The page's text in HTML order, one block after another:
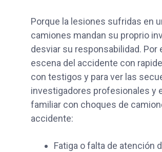
Porque la lesiones sufridas en
camiones mandan su proprio
desviar su responsabilidad.
escena del accidente con
con testigos y para ver las
investigadores profesionales y
familiar con choques de
accidente:
Fatiga o falta de atención